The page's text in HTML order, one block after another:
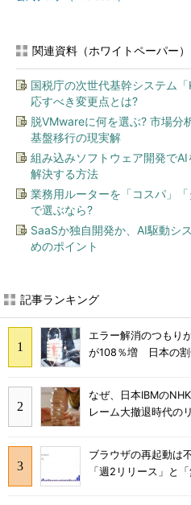
関連資料（ホワイトペーパー）
国税庁の次世代基幹システム
応すべき変更点とは?
脱VMwareに何を選ぶ? 市場分
基盤移行の現実解
組み込みソフトウェア開発で
解決する方法
業務用ルーターを「コスパ」「
で選ぶなら?
SaaSか独自開発か、AI駆動シ
めのポイント
記事ランキング
エラー解消のつもり
が108％増 日本の割
なぜ、日本IBMの
レーム大撤退時代の
ブラウザの再起動は
「週2リリース」と